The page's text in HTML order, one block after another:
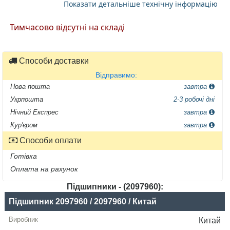
Показати детальніше технічну інформацію
Тимчасово відсутні на складі
Способи доставки
Відправимо:
Нова пошта
завтра
Укрпошта
2-3 робочі дні
Нічний Експрес
завтра
Кур'єром
завтра
Способи оплати
Готівка
Оплата на рахунок
Підшипники - (2097960):
Назва
Виробник
Підшипник 2097960 / 2097960 / Китай
Китай